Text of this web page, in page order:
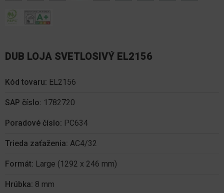
DUB LOJA SVETLOSIVÝ EL2156
Kód tovaru: EL2156
SAP číslo: 1782720
Poradové číslo: PC634
Trieda zaťaženia: AC4/32
Formát: Large (1292 x 246 mm)
Hrúbka: 8 mm